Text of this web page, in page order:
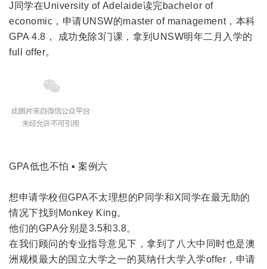
J同学在University of Adelaide读完bachelor of
economic，申请UNSW的master of management，本科
GPA 4.8， 成功免除3门课，拿到UNSW明年二月入学的
full offer。
GPA低也不怕 ▪ 案例六
想申请学校但GPA不太理想的P同学和X同学在最无助的
情况下找到Monkey King。
他们的GPA分别是3.5和3.8。
在我们顾问的专业指导意见下，拿到了八大中同时也是澳
洲规模最大的国立大学之一的莫纳什大学入学offer，申请